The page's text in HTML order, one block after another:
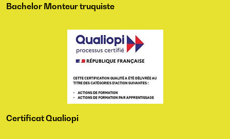
Bachelor Monteur truquiste
Certificat Qualiopi